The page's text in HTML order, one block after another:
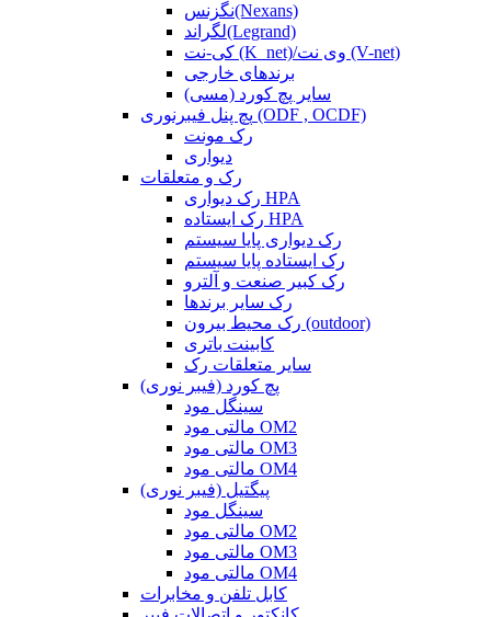
نگزنس(Nexans)
لگراند(Legrand)
کی-نت (K_net)/وی نت (V-net)
برندهای خارجی
سایر پچ کورد (مسی)
پچ پنل فیبرنوری (ODF , OCDF)
رک مونت
دیواری
رک و متعلقات
رک دیواری HPA
رک ایستاده HPA
رک دیواری پایا سیستم
رک ایستاده پایا سیستم
رک کبیر صنعت و آلترو
رک سایر برندها
رک محیط بیرون (outdoor)
کابینت باتری
سایر متعلقات رک
پچ کورد (فیبر نوری)
سینگل مود
مالتی مود OM2
مالتی مود OM3
مالتی مود OM4
پیگتیل (فیبر نوری)
سینگل مود
مالتی مود OM2
مالتی مود OM3
مالتی مود OM4
کابل تلفن و مخابرات